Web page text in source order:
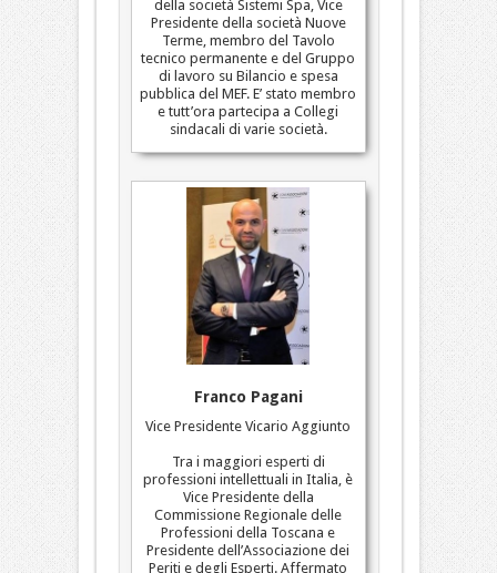
della società Sistemi Spa, Vice
Presidente della società Nuove
Terme, membro del Tavolo
tecnico permanente e del Gruppo
di lavoro su Bilancio e spesa
pubblica del MEF. E’ stato membro
e tutt’ora partecipa a Collegi
sindacali di varie società.
Franco Pagani
Vice Presidente Vicario Aggiunto
Tra i maggiori esperti di
professioni intellettuali in Italia, è
Vice Presidente della
Commissione Regionale delle
Professioni della Toscana e
Presidente dell’Associazione dei
Periti e degli Esperti. Affermato